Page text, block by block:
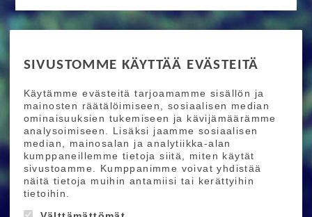
SIVUSTOMME KÄYTTÄÄ EVÄSTEITÄ
Käytämme evästeitä tarjoamamme sisällön ja
mainosten räätälöimiseen, sosiaalisen median
ominaisuuksien tukemiseen ja kävijämäärämme
analysoimiseen. Lisäksi jaamme sosiaalisen
median, mainosalan ja analytiikka-alan
kumppaneillemme tietoja siitä, miten käytät
sivustoamme. Kumppanimme voivat yhdistää
näitä tietoja muihin antamiisi tai kerättyihin
tietoihin.
Ride More – Pyöräkauppa ja pyörähuolto
Helsingissä
TILAA UUTISKIRJEEMME
Tilaamalla uutiskirjeemme saat uusimmat edut
suoraan sähköpostiisi.